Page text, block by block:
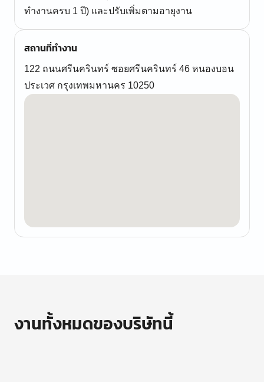
ทำงานครบ 1 ปี) และปรับเพิ่มตามอายุงาน
สถานที่ทำงาน
122 ถนนศรีนครินทร์ ซอยศรีนครินทร์ 46 หนองบอน
ประเวศ กรุงเทพมหานคร 10250
งานทั้งหมดของบริษัทนี้